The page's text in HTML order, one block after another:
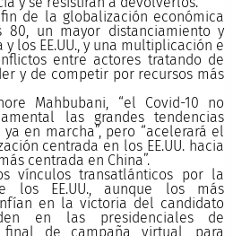
de la globalización económica
80, un mayor distanciamiento y
los EE.UU., y una multiplicación e
entre actores tratando de
y de competir por recursos más
Mahbubani, “el Covid-10 no
las grandes tendencias
en marcha”, pero “acelerará el
centrada en los EE.UU. hacia
centrada en China”.
vínculos transatlánticos por la
los EE.UU., aunque los más
en la victoria del candidato
en las presidenciales de
final de campaña virtual, para